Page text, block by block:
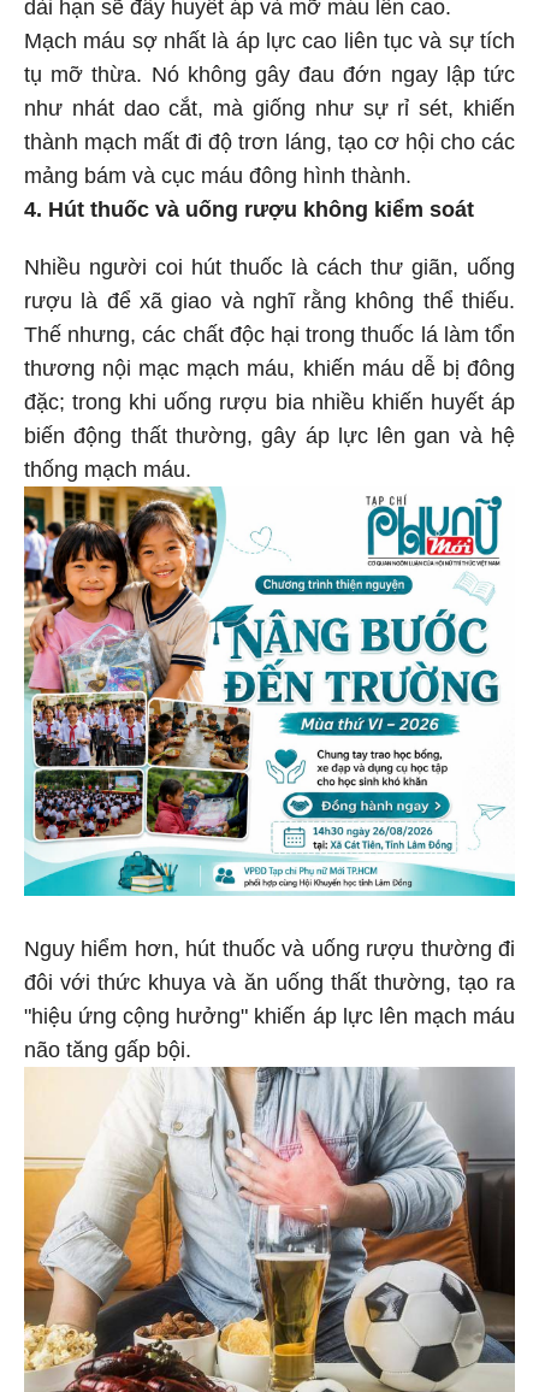
Mạch máu sợ nhất là áp lực cao liên tục và sự tích
tụ mỡ thừa. Nó không gây đau đớn ngay lập tức
như nhát dao cắt, mà giống như sự rỉ sét, khiến
thành mạch mất đi độ trơn láng, tạo cơ hội cho các
mảng bám và cục máu đông hình thành.
4. Hút thuốc và uống rượu không kiểm soát
Nhiều người coi hút thuốc là cách thư giãn, uống
rượu là để xã giao và nghĩ rằng không thể thiếu.
Thế nhưng, các chất độc hại trong thuốc lá làm tổn
thương nội mạc mạch máu, khiến máu dễ bị đông
đặc; trong khi uống rượu bia nhiều khiến huyết áp
biến động thất thường, gây áp lực lên gan và hệ
thống mạch máu.
Nguy hiểm hơn, hút thuốc và uống rượu thường đi
đôi với thức khuya và ăn uống thất thường, tạo ra
"hiệu ứng cộng hưởng" khiến áp lực lên mạch máu
não tăng gấp bội.